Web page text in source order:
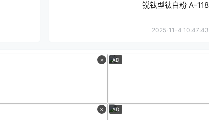
锐钛型钛白粉 A-118
2025-11-4 10:47:43
× AD
× AD